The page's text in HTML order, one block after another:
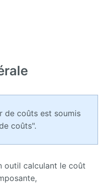
de coûts est soumis
coûts".
outil calculant le coût